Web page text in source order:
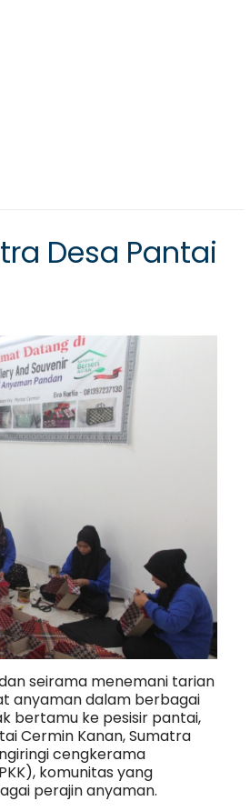
Desa Pantai
seirama menemani tarian
anyaman dalam berbagai
bertamu ke pesisir pantai,
Cermin Kanan, Sumatra
cengkerama
komunitas yang
perajin anyaman.